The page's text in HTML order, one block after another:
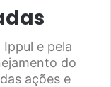
e pela
do
ações e